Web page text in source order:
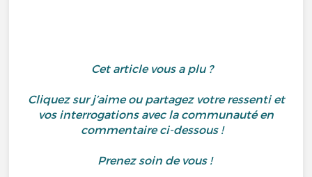
Cet article vous a plu ?
Cliquez sur j’aime ou partagez votre ressenti et
vos interrogations avec la communauté en
commentaire ci-dessous !
Prenez soin de vous !